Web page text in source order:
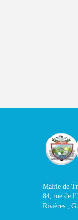
Mairie de
84, rue de
Rivières ,